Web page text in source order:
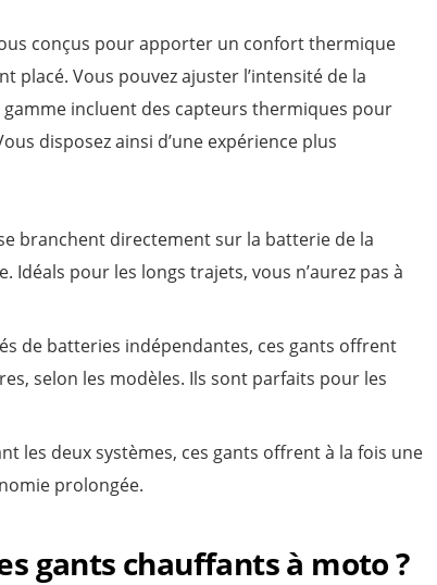
conçus pour apporter un confort thermique
placé. Vous pouvez ajuster l’intensité de la
incluent des capteurs thermiques pour
disposez ainsi d’une expérience plus
branchent directement sur la batterie de la
pour les longs trajets, vous n’aurez pas à
de batteries indépendantes, ces gants offrent
selon les modèles. Ils sont parfaits pour les
les deux systèmes, ces gants offrent à la fois une
prolongée.
gants chauffants à moto ?